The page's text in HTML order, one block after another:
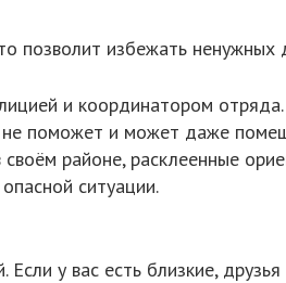
позволит избежать ненужных
и координатором
поможет и может даже
районе, расклеенные
ситуации.
у вас есть близкие,